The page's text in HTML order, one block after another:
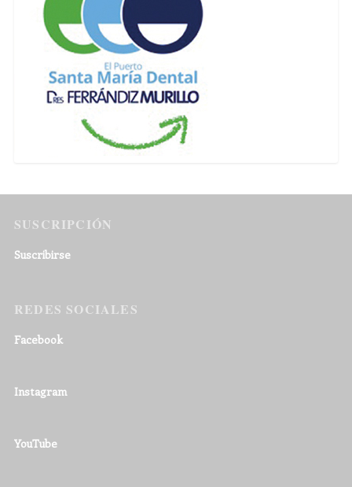
SUSCRIPCIÓN
Suscribirse
REDES SOCIALES
Facebook
Instagram
YouTube